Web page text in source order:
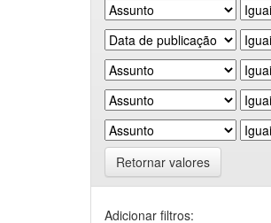
Retornar valores
Adicionar filtros: